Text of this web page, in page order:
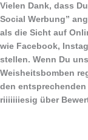
Vielen Dank, dass
Social Werbung”
als die Sicht auf
wie Facebook,
stellen. Wenn Du
Weisheitsbomben
den
riiiiiiiesig über